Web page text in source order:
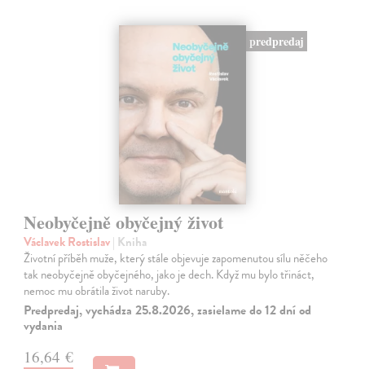
predpredaj
Neobyčejně obyčejný život
Václavek Rostislav| Kniha
Životní příběh muže, který stále objevuje zapomenutou sílu něčeho
tak neobyčejně obyčejného, jako je dech. Když mu bylo třináct,
nemoc mu obrátila život naruby.
Predpredaj, vychádza 25.8.2026, zasielame do 12 dní od
vydania
16,64 €